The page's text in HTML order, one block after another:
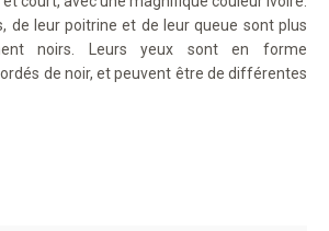
de leur poitrine et de leur queue sont plus
noirs. Leurs yeux sont en forme
de noir, et peuvent être de différentes